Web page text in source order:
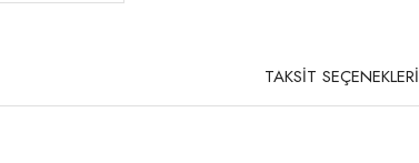
TAKSİT SEÇENEKLERİ